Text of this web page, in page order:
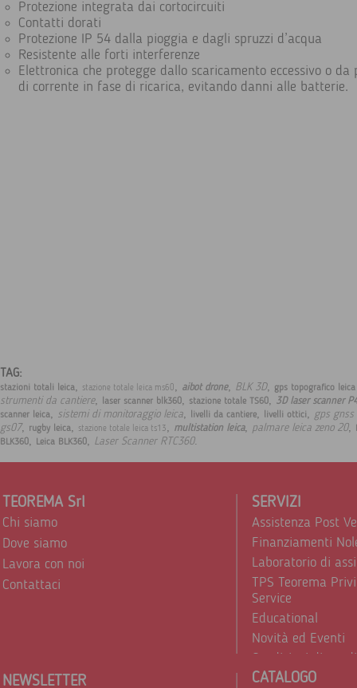
Protezione integrata dai cortocircuiti
Contatti dorati
Protezione IP 54 dalla pioggia e dagli spruzzi d’acqua
Resistente alle forti interferenze
Elettronica che protegge dallo scaricamento eccessivo o da
di corrente in fase di ricarica, evitando danni alle batterie.
TAG:
stazioni totali leica, stazione totale leica ms60, aibot drone, BLK 3D, gps topografico leica
strumenti da cantiere, laser scanner blk360, stazione totale TS60, 3D laser scanner
scanner leica, sistemi di monitoraggio leica, livelli da cantiere, livelli ottici, gps gnss
gs07, rugby leica, stazione totale leica ts13, multistation leica, palmare leica zeno 20,
BLK360, Leica BLK360, Laser Scanner RTC360.
TEOREMA Srl
Chi siamo
Dove siamo
Lavora con noi
Contattaci
SERVIZI
Assistenza Post
Finanziamenti
Laboratorio di
TPS Teorema
Service
Educational
Novità ed Eventi
Condizioni di
Trattamento dei
NEWSLETTER CATALOGO